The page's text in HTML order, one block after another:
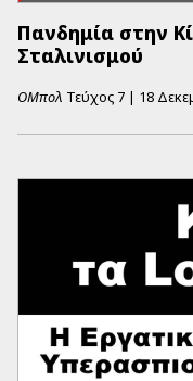
Πανδημία στην
Σταλινισμού
ΟΜπολ Τεύχος 7 | 18